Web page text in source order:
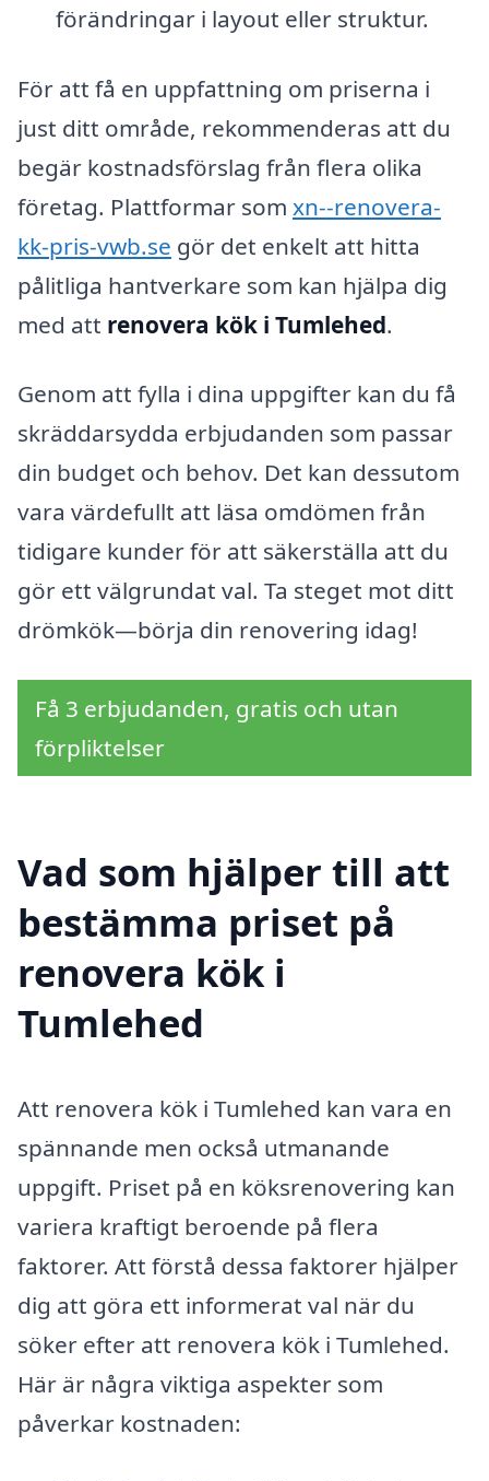
förändringar i layout eller struktur.
För att få en uppfattning om priserna i
just ditt område, rekommenderas att du
begär kostnadsförslag från flera olika
företag. Plattformar som xn--renovera-
kk-pris-vwb.se gör det enkelt att hitta
pålitliga hantverkare som kan hjälpa dig
med att renovera kök i Tumlehed.
Genom att fylla i dina uppgifter kan du få
skräddarsydda erbjudanden som passar
din budget och behov. Det kan dessutom
vara värdefullt att läsa omdömen från
tidigare kunder för att säkerställa att du
gör ett välgrundat val. Ta steget mot ditt
drömkök—börja din renovering idag!
Få 3 erbjudanden, gratis och utan
förpliktelser
Vad som hjälper till att
bestämma priset på
renovera kök i
Tumlehed
Att renovera kök i Tumlehed kan vara en
spännande men också utmanande
uppgift. Priset på en köksrenovering kan
variera kraftigt beroende på flera
faktorer. Att förstå dessa faktorer hjälper
dig att göra ett informerat val när du
söker efter att renovera kök i Tumlehed.
Här är några viktiga aspekter som
påverkar kostnaden: